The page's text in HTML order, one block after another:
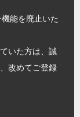
能を廃止いた
いた方は、誠
改めてご登録